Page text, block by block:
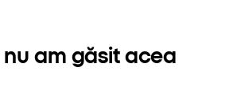
am găsit acea